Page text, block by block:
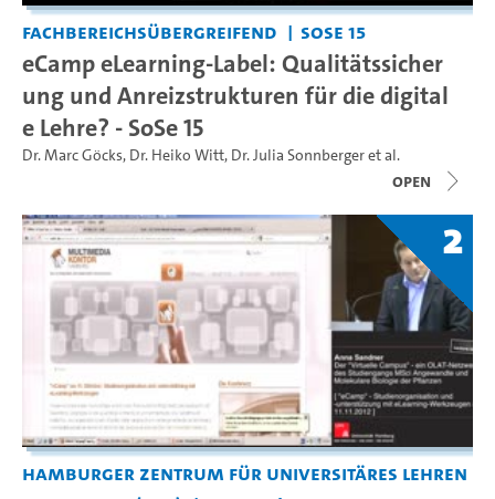
Fachbereichsübergreifend SoSe 15
eCamp eLearning-Label: Qualitätssicher
ung und Anreizstrukturen für die digital
e Lehre? - SoSe 15
Dr. Marc Göcks, Dr. Heiko Witt, Dr. Julia Sonnbergeret al.
open
2
Hamburger Zentrum für Universitäres Lehren